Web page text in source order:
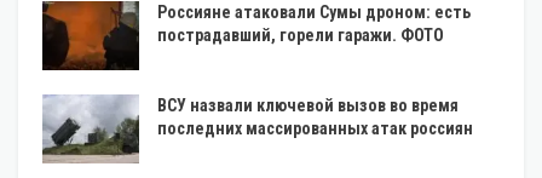
Россияне атаковали Сумы дроном: есть
пострадавший, горели гаражи. ФОТО
ВСУ назвали ключевой вызов во время
последних массированных атак россиян